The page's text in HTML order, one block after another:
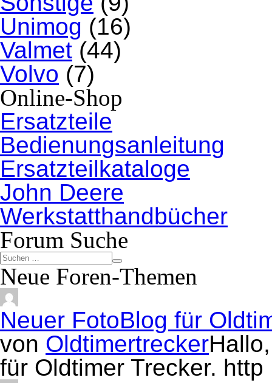
Unimog (16)
Valmet (44)
Volvo (7)
Online-Shop
Ersatzteile
Bedienungsanleitung
Ersatzteilkataloge
John Deere
Werkstatthandbücher
Forum Suche
Neue Foren-Themen
Neuer FotoBlog für
von Oldtimertrecker
für Oldtimer Trecker.